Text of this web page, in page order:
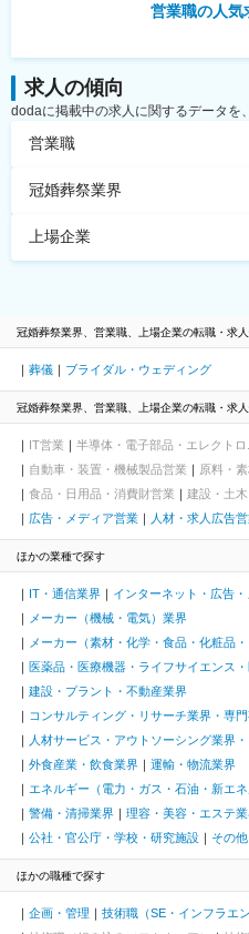
営業職の人気
求人の傾向
dodaに掲載中の求人に関するデータを
営業職
冠婚葬祭業界
上場企業
冠婚葬祭業界、営業職、上場企業の転職・求
葬儀 ブライダル・ウェディング
冠婚葬祭業界、営業職、上場企業の転職・求
IT営業
半導体・電子部品・エレクト
自動車・装置・機械製品営業
原料・
食品・日用品・消費財営業
建設・土
広告・メディア営業
人材・求人広告
ほかの業種で探す
IT・通信業界
インターネット・広告
メーカー（機械・電気）業界
メーカー（素材・化学・食品・化粧品
医薬品・医療機器・ライフサイエンス
建設・プラント・不動産業界
コンサルティング・リサーチ業界・専
人材サービス・アウトソーシング業界
外食産業・飲食業界
運輸・物流業界
エネルギー（電力・ガス・石油・新エ
警備・清掃業界
理容・美容・エステ
公社・官公庁・学校・研究施設
その他
ほかの職種で探す
企画・管理
技術職（SE・インフラエ